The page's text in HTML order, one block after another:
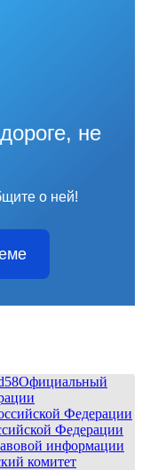
не
о ней!
Официальный
Федерации
Федерации
информации
комитет